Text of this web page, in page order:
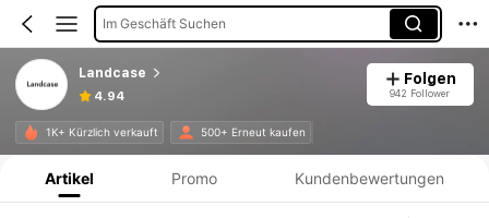
Im Geschäft Suchen
Landcase
4.94
Folgen
942 Follower
1K+ Kürzlich verkauft 500+ Erneut kaufen
Produktinformation: Preisangabe, Verkaufs- und Lagerbestandsdetails.
Artikel Promo Kundenbewertungen